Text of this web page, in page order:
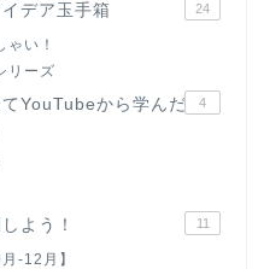
デア玉手箱 24
い！
リーズ
YouTubeから学んだ 4
よう！ 11
-12月】